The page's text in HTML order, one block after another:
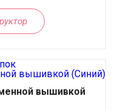
вышивкой